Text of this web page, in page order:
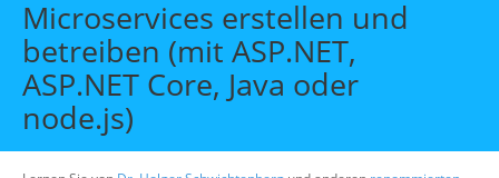
Beratung
Individuelle Schulungen
Offene Seminare
Microservices erstellen und
betreiben (mit ASP.NET,
ASP.NET Core, Java oder
node.js)